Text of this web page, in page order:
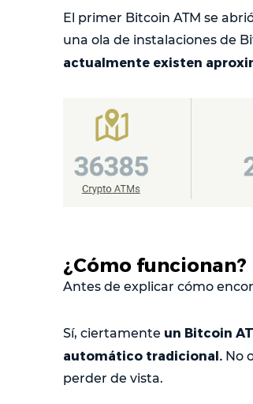
El primer Bitcoin ATM se
una ola de instalaciones de
actualmente existen
¿Cómo funcionan?
Antes de explicar cómo
Sí, ciertamente un Bitcoin
automático tradicional. No
perder de vista.